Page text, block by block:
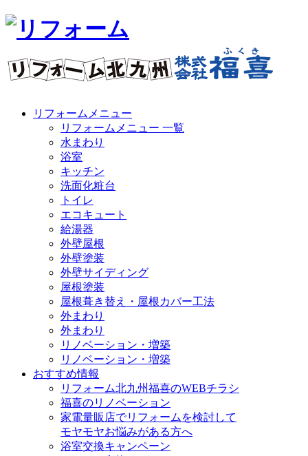
リフォームメニュー
リフォームメニュー 一覧
水まわり
浴室
キッチン
洗面化粧台
トイレ
エコキュート
給湯器
外壁屋根
外壁塗装
外壁サイディング
屋根塗装
屋根葺き替え・屋根カバー工法
外まわり
外まわり
リノベーション・増築
リノベーション・増築
おすすめ情報
リフォーム北九州福喜のWEBチラシ
福喜のリノベーション
家電量販店でリフォームを検討して
モヤモヤお悩みがある方へ
浴室交換キャンペーン